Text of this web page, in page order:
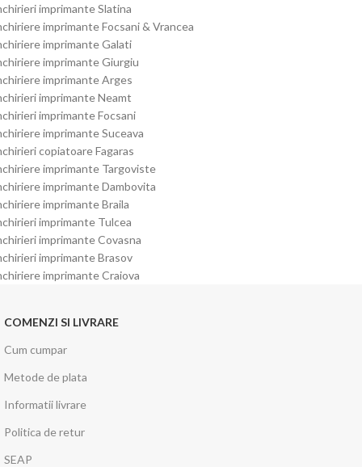
imprimante Slatina
imprimante Focsani & Vrancea
imprimante Galati
imprimante Giurgiu
imprimante Arges
imprimante Neamt
imprimante Focsani
imprimante Suceava
copiatoare Fagaras
imprimante Targoviste
imprimante Dambovita
imprimante Braila
imprimante Tulcea
imprimante Covasna
imprimante Brasov
imprimante Craiova
COMENZI SI LIVRARE
Cum cumpar
Metode de plata
Informatii livrare
Politica de retur
SEAP